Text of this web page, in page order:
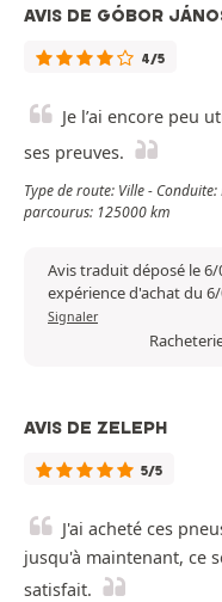
AVIS DE GÓBOR
4/5
Je l’ai encore peu
ses preuves.
Type de route: Ville -
parcourus: 125000 km
Avis traduit déposé le
expérience d'achat du
Signaler
AVIS DE ZELEPH
5/5
J'ai acheté ces
jusqu'à maintenant, ce
satisfait.